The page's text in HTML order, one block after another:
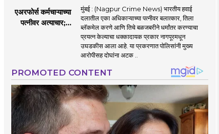
एअरफोर्स कर्मचाऱ्याच्या
पत्नीवर अत्याचार;
मुंबई : (Nagpur Crime News) भारतीय हवाई
दलातील एका अधिकाऱ्याच्या पत्नीवर बलात्कार, तिला
ब्लॅकमेल करणे आणि तिचे बळजबरीने धर्मांतर करण्याचा
प्रयत्न केल्याचा धक्कादायक प्रकार नागपूरमधून
उघडकीस आला आहे. या प्रकरणात पोलिसांनी मुख्य
आरोपीसह दोघांना अटक ..